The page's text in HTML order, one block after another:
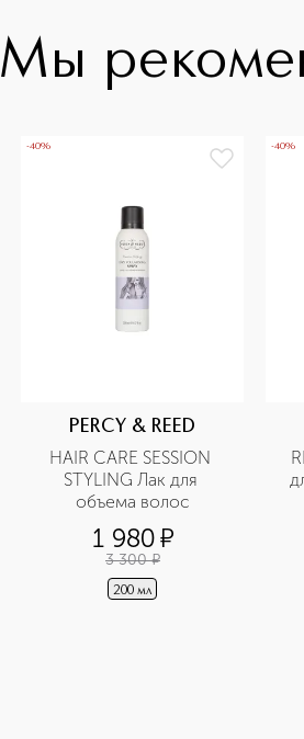
Мы
-40%
PERCY & REED
HAIR CARE SESSION
STYLING Лак для
объема волос
1 980¤
3 300 ¤
200 мл
-40%